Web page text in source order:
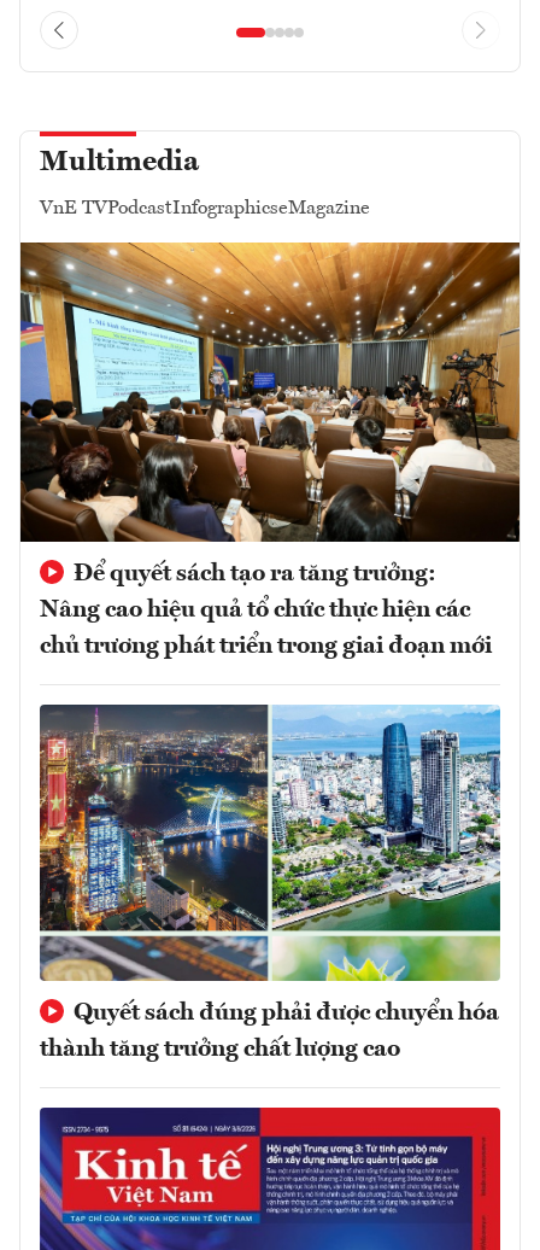
Multimedia
VnE TVPodcastInfographicseMagazine
Để quyết sách tạo ra tăng trưởng:
Nâng cao hiệu quả tổ chức thực hiện các
chủ trương phát triển trong giai đoạn mới
Quyết sách đúng phải được chuyển hóa
thành tăng trưởng chất lượng cao